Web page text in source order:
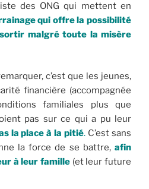
des ONG qui mettent en
qui offre la possibilité
sortir malgré toute la misère
c’est que les jeunes,
financière (accompagnée
familiales plus que
pas sur ce qui a pu leur
la place à la pitié. C’est sans
la force de se battre, afin
à leur famille (et leur future